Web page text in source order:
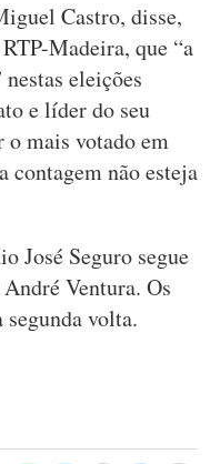
Castro, disse,
Madeira, que “a
eleições
e líder do seu
o mais votado em
contagem não esteja
José Seguro segue
Ventura. Os
segunda volta.